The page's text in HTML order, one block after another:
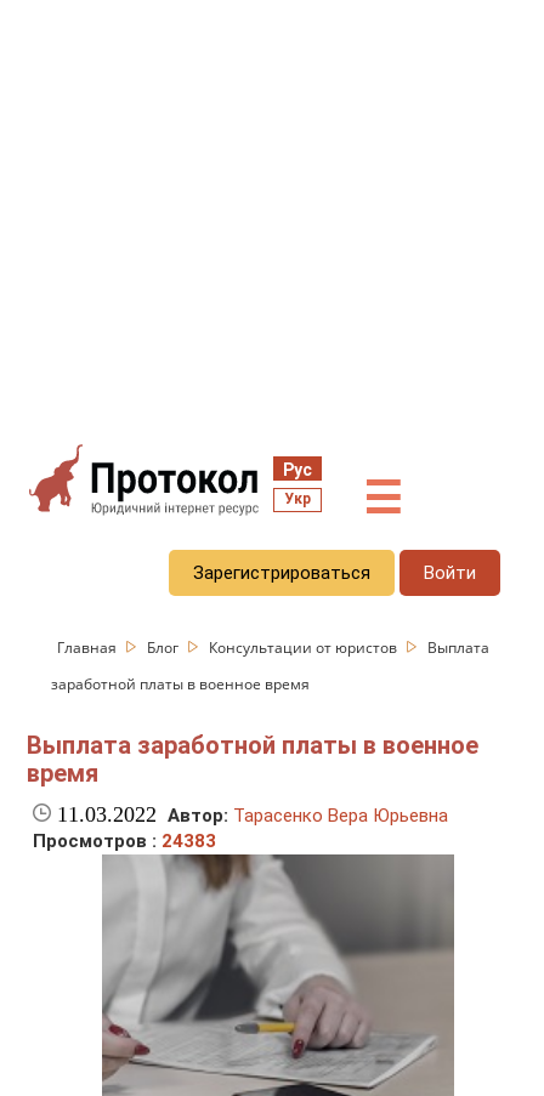
Рус
Укр ☰
Зарегистрироваться Войти
Главная Блог Консультации от юристов
Выплата
заработной платы в военное время
Выплата заработной платы в военное
время
11.03.2022 Автор: Тарасенко Вера Юрьевна
Просмотров : 24383